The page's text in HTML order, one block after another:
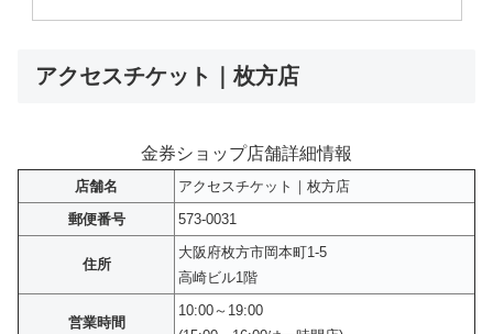
アクセスチケット｜枚方店
金券ショップ店舗詳細情報
店舗名
アクセスチケット｜枚方店
郵便番号
573-0031
住所
大阪府枚方市岡本町1-5
高崎ビル1階
営業時間
10:00～19:00